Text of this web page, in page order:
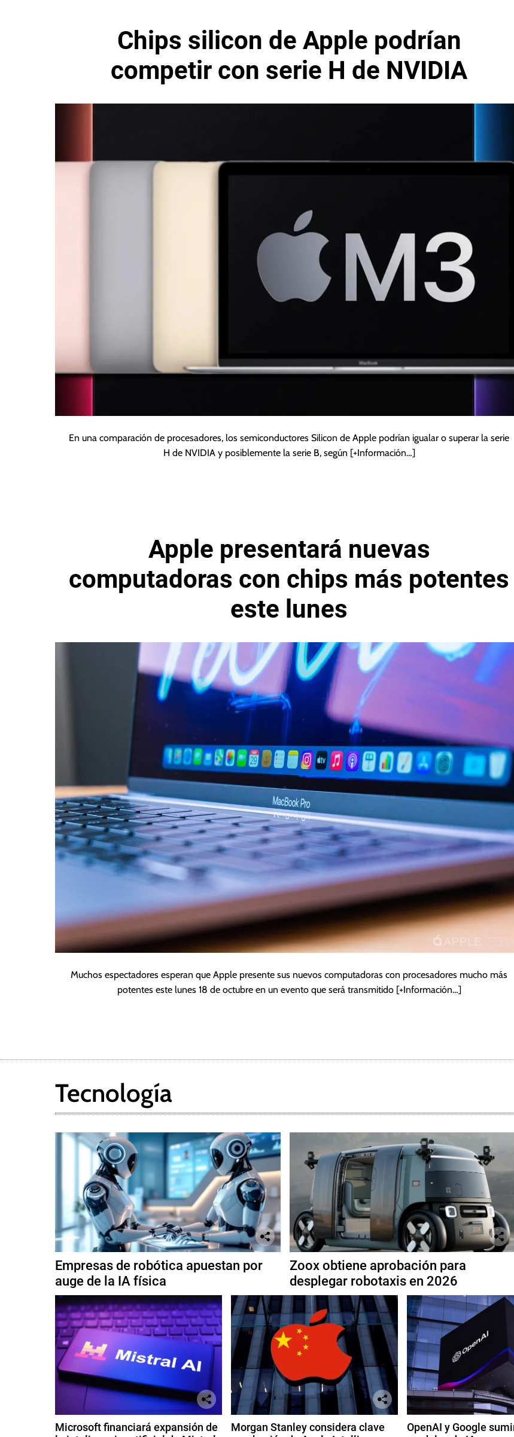
Chips silicon de Apple podrían
competir con serie H de NVIDIA
En una comparación de procesadores, los semiconductores Silicon de Apple podrían igualar o superar la serie
H de NVIDIA y posiblemente la serie B, según [+Información…]
Apple presentará nuevas
computadoras con chips más potentes
este lunes
Muchos espectadores esperan que Apple presente sus nuevos computadoras con procesadores mucho más
potentes este lunes 18 de octubre en un evento que será transmitido [+Información…]
Tecnología
Empresas de robótica apuestan por
auge de la IA física
Zoox obtiene aprobación para
desplegar robotaxis en 2026
Microsoft financiará expansión de
Morgan Stanley considera clave
OpenAI y Google